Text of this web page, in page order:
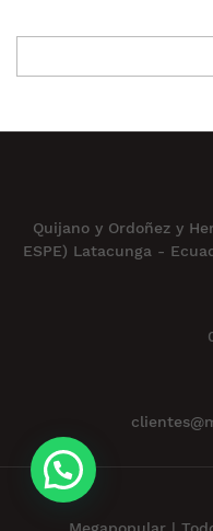
Quijano y Ordoñez y
ESPE) Latacunga -